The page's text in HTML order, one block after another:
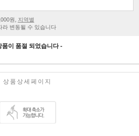
원,
지역별
라 변동될 수 있습니다
품이 품절 되었습니다 -
상품상세페이지